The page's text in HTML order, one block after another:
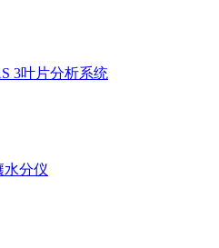
3叶片分析系统
水分仪